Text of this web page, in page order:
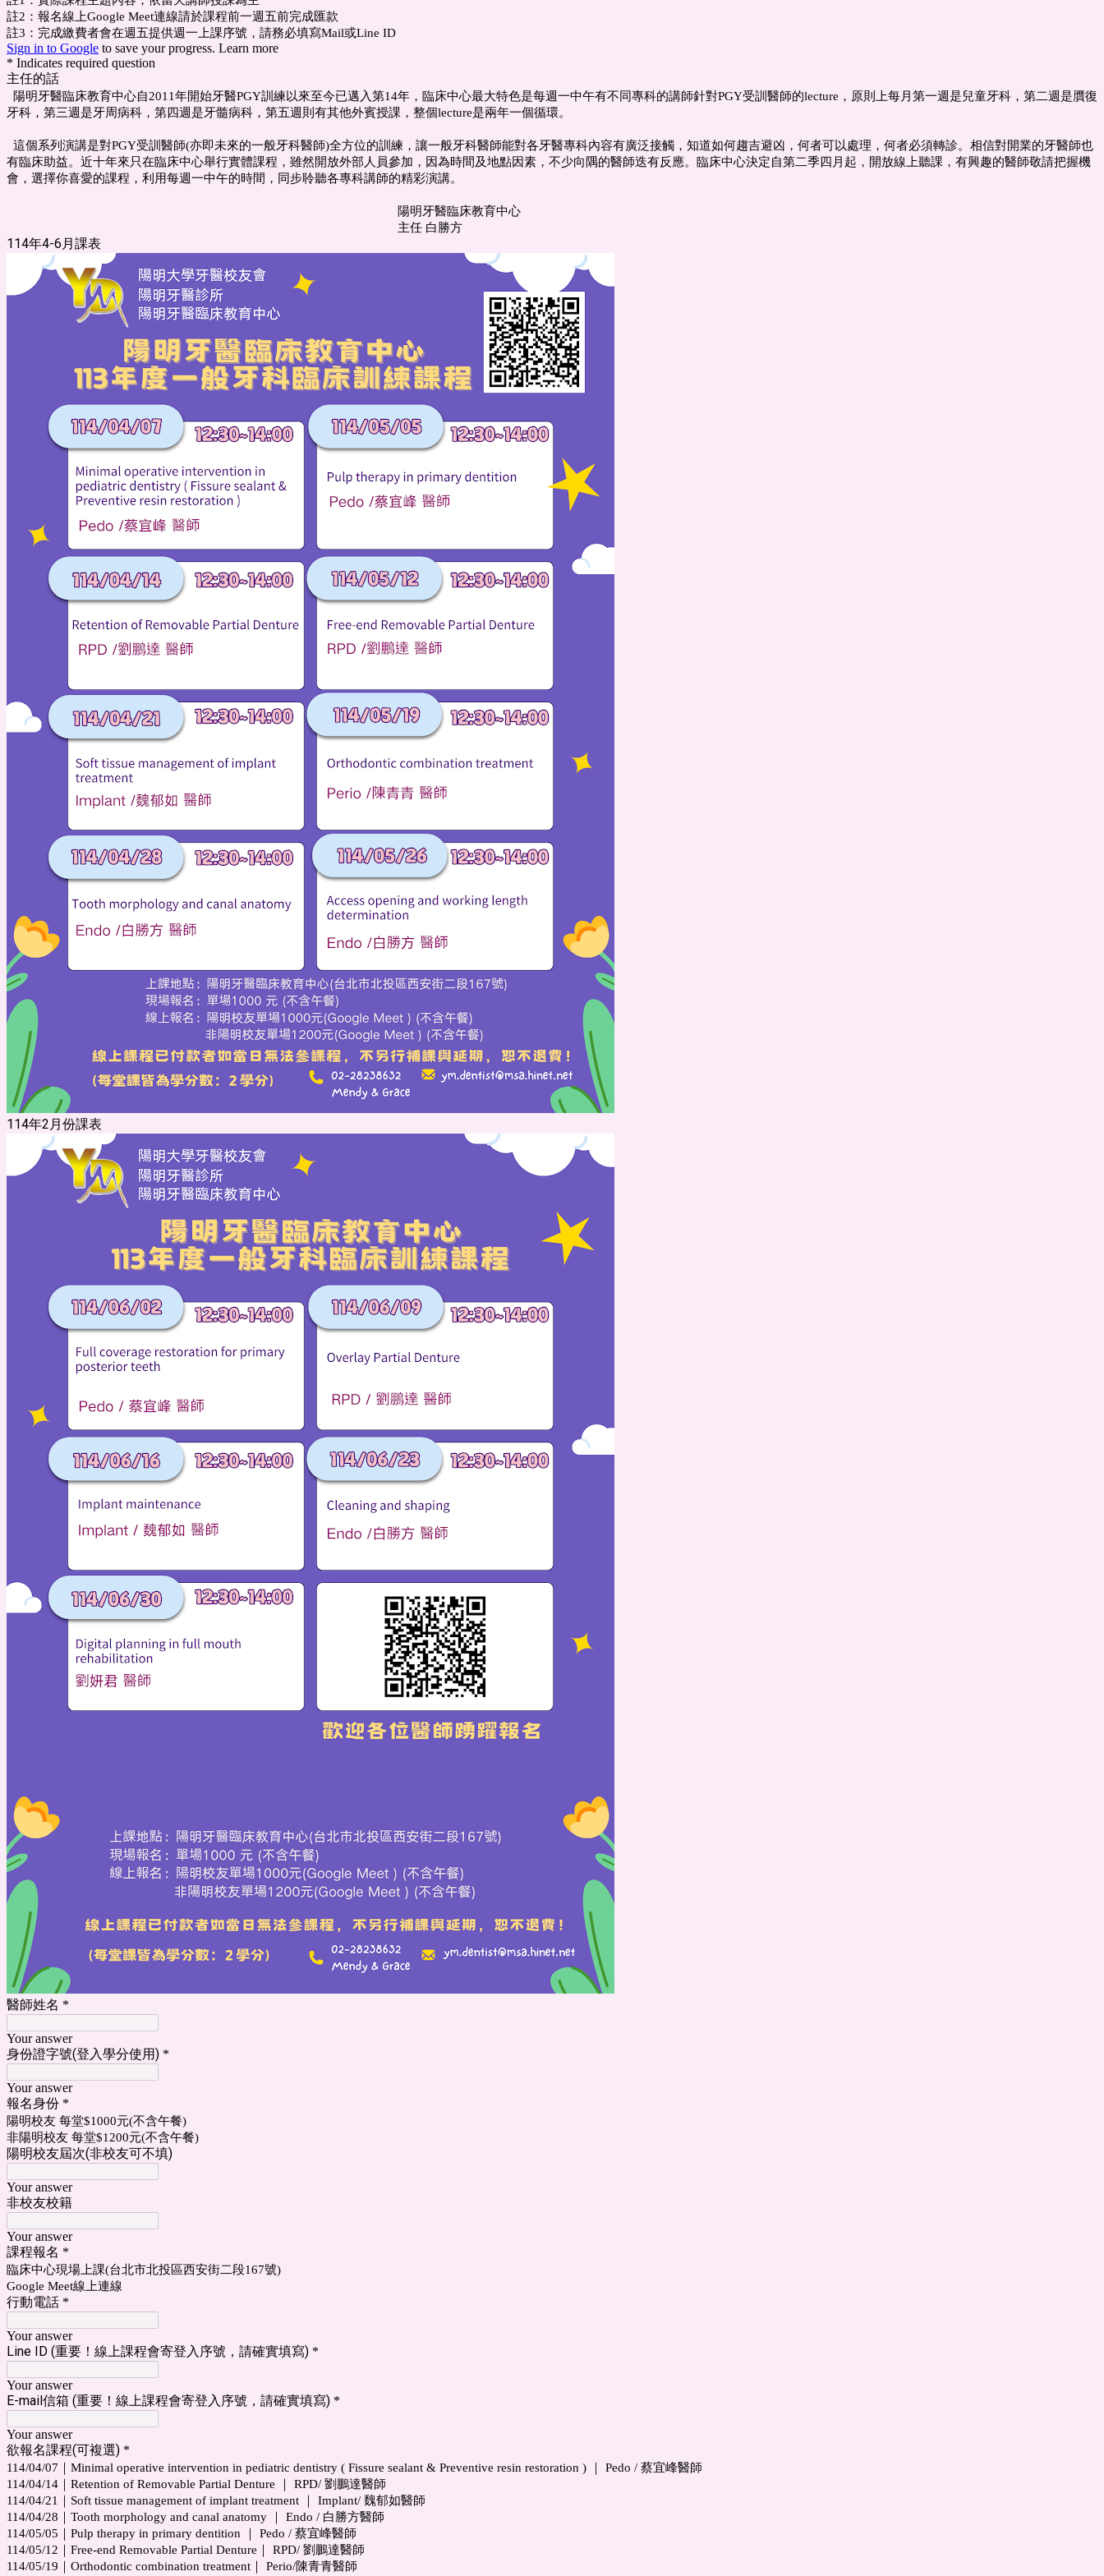
註2：報名線上Google Meet連線請於課程前一週五前完成匯款
註3：完成繳費者會在週五提供週一上課序號，請務必填寫Mail或Line ID
Sign in to Google to save your progress. Learn more
* Indicates required question
主任的話
陽明牙醫臨床教育中心自2011年開始牙醫PGY訓練以來至今已邁入第14年，臨床中心最大特色是每週一中午有不同專科的講師針對PGY受訓醫師的lecture，原則上每月第一週是兒童牙科，第二週是贋復
牙科，第三週是牙周病科，第四週是牙髓病科，第五週則有其他外賓授課，整個lecture是兩年一個循環。
這個系列演講是對PGY受訓醫師(亦即未來的一般牙科醫師)全方位的訓練，讓一般牙科醫師能對各牙醫專科內容有廣泛接觸，知道如何趨吉避凶，何者可以處理，何者必須轉診。相信對開業的牙醫師也
有臨床助益。近十年來只在臨床中心舉行實體課程，雖然開放外部人員參加，因為時間及地點因素，不少向隅的醫師迭有反應。臨床中心決定自第二季四月起，開放線上聽課，有興趣的醫師敬請把握機
會，選擇你喜愛的課程，利用每週一中午的時間，同步聆聽各專科講師的精彩演講。
陽明牙醫臨床教育中心
主任 白勝方
114年4-6月課表
114年2月份課表
醫師姓名 *
Your answer
身份證字號(登入學分使用) *
Your answer
報名身份 *
陽明校友 每堂$1000元(不含午餐)
非陽明校友 每堂$1200元(不含午餐)
陽明校友屆次(非校友可不填)
Your answer
非校友校籍
Your answer
課程報名 *
臨床中心現場上課(台北市北投區西安街二段167號)
Google Meet線上連線
行動電話 *
Your answer
Line ID (重要！線上課程會寄登入序號，請確實填寫) *
Your answer
E-mail信箱 (重要！線上課程會寄登入序號，請確實填寫) *
Your answer
欲報名課程(可複選) *
114/04/07｜Minimal operative intervention in pediatric dentistry ( Fissure sealant & Preventive resin restoration ) ｜ Pedo / 蔡宜峰醫師
114/04/14｜Retention of Removable Partial Denture ｜ RPD/ 劉鵬達醫師
114/04/21｜Soft tissue management of implant treatment ｜ Implant/ 魏郁如醫師
114/04/28｜Tooth morphology and canal anatomy ｜ Endo / 白勝方醫師
114/05/05｜Pulp therapy in primary dentition ｜ Pedo / 蔡宜峰醫師
114/05/12｜Free-end Removable Partial Denture｜ RPD/ 劉鵬達醫師
114/05/19｜Orthodontic combination treatment｜ Perio/陳青青醫師